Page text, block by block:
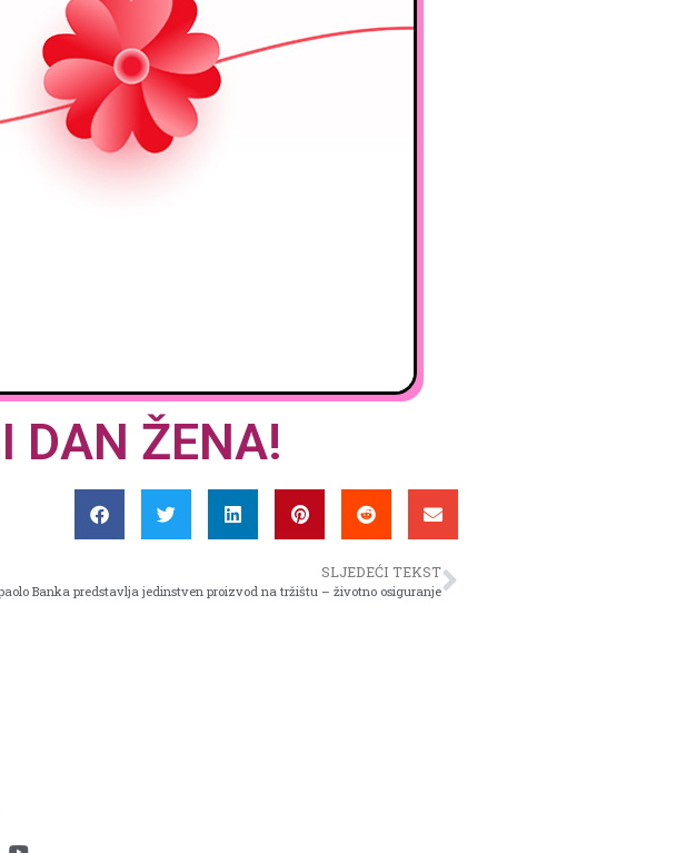
DAN ŽENA!
SLJEDEĆI TEKST
Banka predstavlja jedinstven proizvod na tržištu – životno osiguranje